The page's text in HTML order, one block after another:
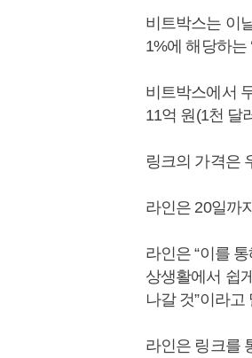
비트박스는 이
1%에 해당하는
비트박스에서
11억 원(1천 달
링크의 가격은
라인은 20일까
라인은 “이를
상생활에서 쉽
나갈 것”이라고
라인은 링크를